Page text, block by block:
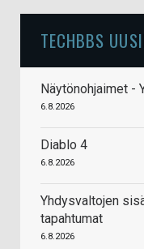
TECHBBS
Näytönohjaimet -
6.8.2026
Diablo 4
6.8.2026
Yhdysvaltojen
tapahtumat
6.8.2026